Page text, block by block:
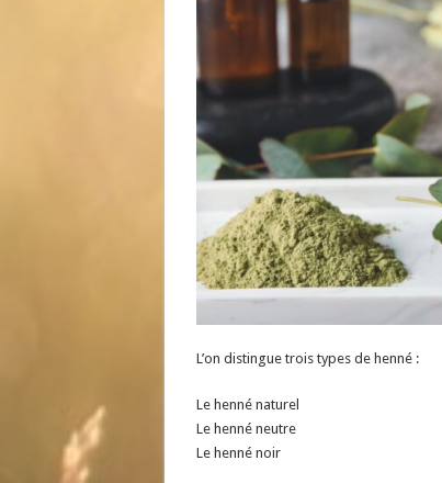
L’on distingue trois types de henné :
Le henné naturel
Le henné neutre
Le henné noir